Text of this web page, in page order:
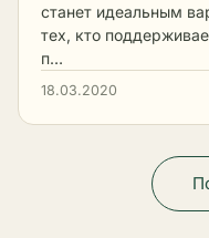
станет идеальным
тех, кто
п…
18.03.2020